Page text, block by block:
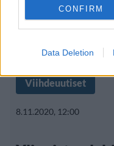
CONFIRM
Data Deletion
Viihdeuutiset
8.11.2020, 12:00